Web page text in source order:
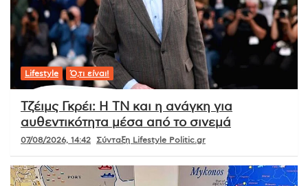
Lifestyle Ό,τι είναι!
Τζέιμς Γκρέι: Η ΤΝ και η ανάγκη για
αυθεντικότητα μέσα από το σινεμά
07/08/2026, 14:42 Σύνταξη Lifestyle Politic.gr